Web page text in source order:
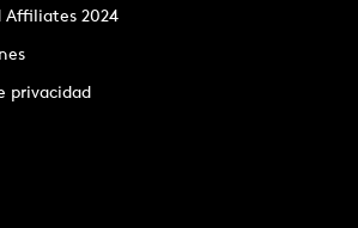
Affiliates 2024
privacidad